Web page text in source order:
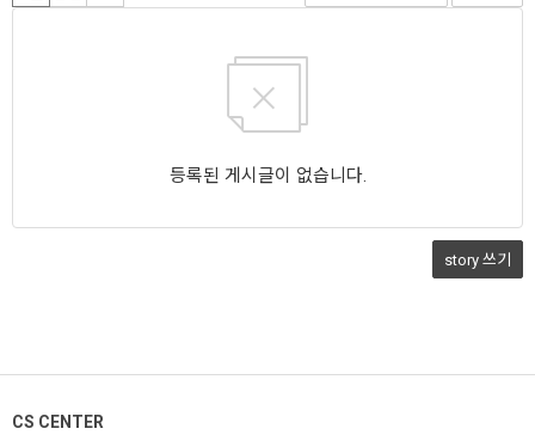
등록된 게시글이 없습니다.
story 쓰기
CS CENTER